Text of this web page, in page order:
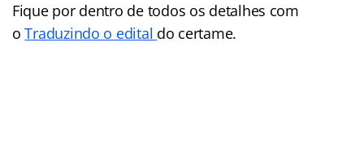
Fique por dentro de todos os detalhes com
oTraduzindo o edital do certame.